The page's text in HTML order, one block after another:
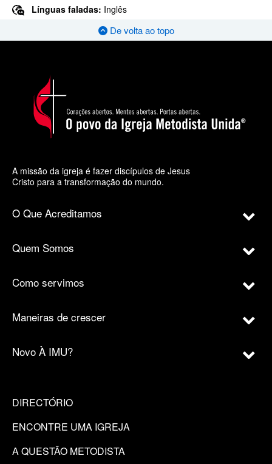
Línguas faladas: Inglês
De volta ao topo
A missão da igreja é fazer discípulos de Jesus
Cristo para a transformação do mundo.
O Que Acreditamos
Quem Somos
Como servimos
Maneiras de crescer
Novo À IMU?
DIRECTÓRIO
ENCONTRE UMA IGREJA
A QUESTÃO METODISTA